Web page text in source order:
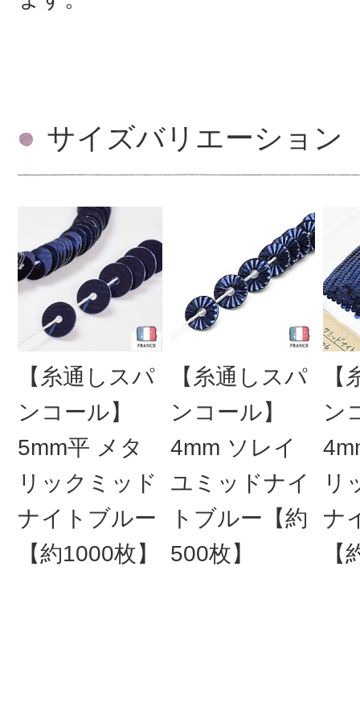
サイズバリエーション
【糸通しスパ
ンコール】
5mm平 メタ
リックミッド
ナイトブルー
【約1000枚】
【糸通しスパ
ンコール】
4mm ソレイ
ユミッドナイ
トブルー【約
500枚】
ン
リ
ナ